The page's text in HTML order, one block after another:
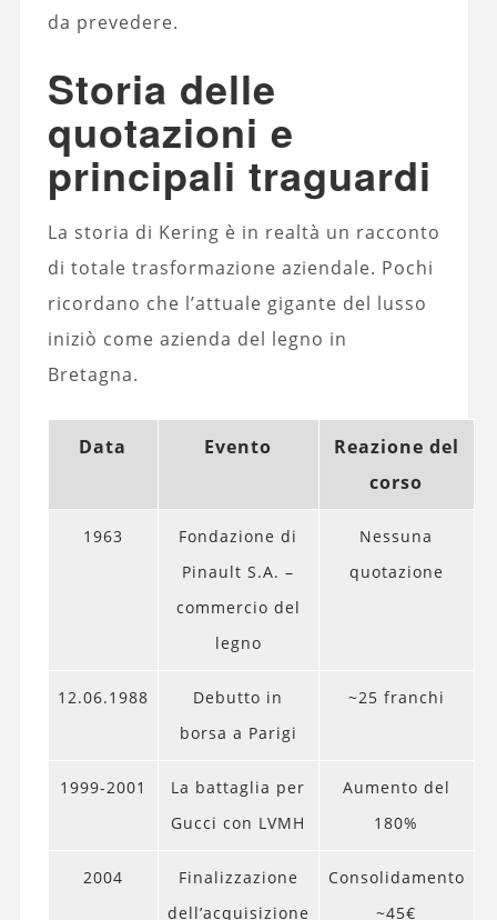
da prevedere.
Storia delle
quotazioni e
principali traguardi
La storia di Kering è in realtà un racconto
di totale trasformazione aziendale. Pochi
ricordano che l’attuale gigante del lusso
iniziò come azienda del legno in
Bretagna.
Data Evento
Reazione del
corso
1963
Fondazione di
Pinault S.A. –
commercio del
legno
Nessuna
quotazione
12.06.1988
Debutto in
borsa a Parigi
~25 franchi
1999-2001
La battaglia per
Gucci con LVMH
Aumento del
180%
2004
Finalizzazione
dell’acquisizione
Consolidamento
~45€